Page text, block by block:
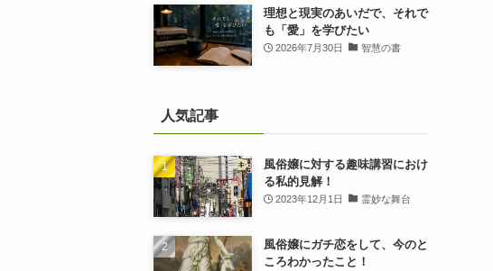
理想と現実のあいだで、それで
も「愛」を学びたい
2026年7月30日 智慧の書
人気記事
風俗嬢に対する趣味講習におけ
る私的見解！
2023年12月1日 霊妙な舞台
風俗嬢にガチ恋をして、今のと
ころわかったこと！